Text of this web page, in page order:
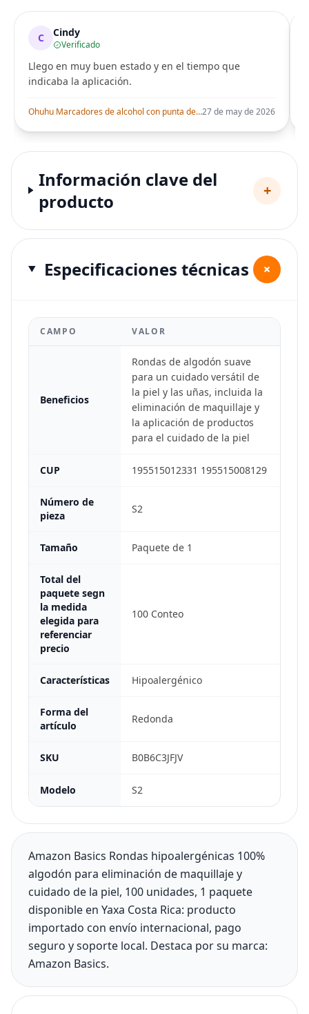
C Cindy
Verificado
Llego en muy buen estado y en el tiempo que
indicaba la aplicación.
Ohuhu Marcadores de alcohol con punta de pincel – Juego de marcadores artísticos de doble punta con certificación AP para artistas adultos27 de may de 2026
Información clave del
producto
+
Especificaciones técnicas +
CAMPO VALOR
Beneficios
Rondas de algodón suave
para un cuidado versátil de
la piel y las uñas, incluida la
eliminación de maquillaje y
la aplicación de productos
para el cuidado de la piel
CUP 195515012331 195515008129
Número de
pieza
S2
Tamaño Paquete de 1
Total del
paquete segn
la medida
elegida para
referenciar
precio
100 Conteo
Características Hipoalergénico
Forma del
artículo
Redonda
SKU B0B6C3JFJV
Modelo S2
Amazon Basics Rondas hipoalergénicas 100%
algodón para eliminación de maquillaje y
cuidado de la piel, 100 unidades, 1 paquete
disponible en Yaxa Costa Rica: producto
importado con envío internacional, pago
seguro y soporte local. Destaca por su marca:
Amazon Basics.